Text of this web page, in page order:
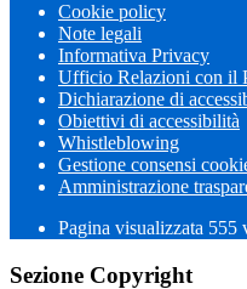
Cookie policy
Note legali
Informativa Privacy
Ufficio Relazioni con il
Dichiarazione di
Obiettivi di accessibilità
Whistleblowing
Gestione consensi
Amministrazione
Pagina visualizzata 555
Sezione Copyright